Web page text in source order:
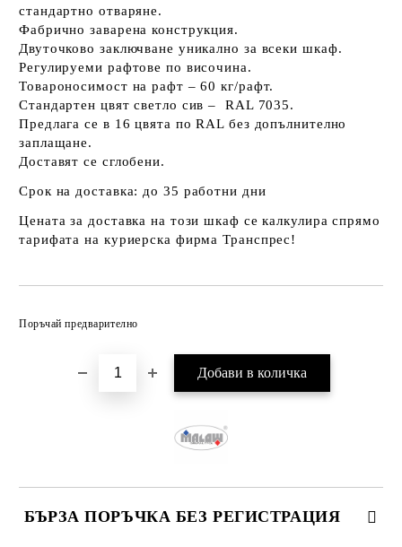
стандартно отваряне.
Фабрично заварена конструкция.
Двуточково заключване уникално за всеки шкаф.
Регулируеми рафтове по височина.
Товароносимост на рафт – 60 кг/рафт.
Стандартен цвят светло сив – RAL 7035.
Предлага се в 16 цвята по RAL без допълнително
заплащане.
Доставят се сглобени.
Срок на доставка: до 35 работни дни
Цената за доставка на този шкаф се калкулира спрямо
тарифата на куриерска фирма Транспрес!
Поръчай предварително
БЪРЗА ПОРЪЧКА БЕЗ РЕГИСТРАЦИЯ